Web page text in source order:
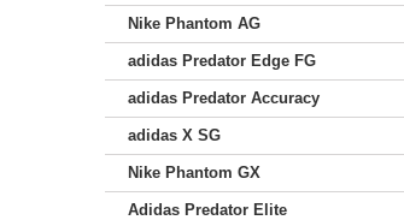
Nike Phantom AG
adidas Predator Edge FG
adidas Predator Accuracy
adidas X SG
Nike Phantom GX
Adidas Predator Elite